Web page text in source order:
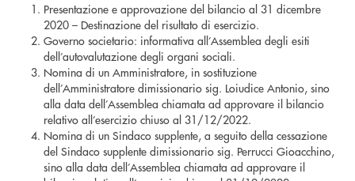
Presentazione e approvazione del bilancio al 31 dicembre
2020 – Destinazione del risultato di esercizio.
Governo societario: informativa all’Assemblea degli esiti
dell’autovalutazione degli organi sociali.
Nomina di un Amministratore, in sostituzione
dell’Amministratore dimissionario sig. Loiudice Antonio, sino
alla data dell’Assemblea chiamata ad approvare il bilancio
relativo all’esercizio chiuso al 31/12/2022.
Nomina di un Sindaco supplente, a seguito della cessazione
del Sindaco supplente dimissionario sig. Perrucci Gioacchino,
sino alla data dell’Assemblea chiamata ad approvare il